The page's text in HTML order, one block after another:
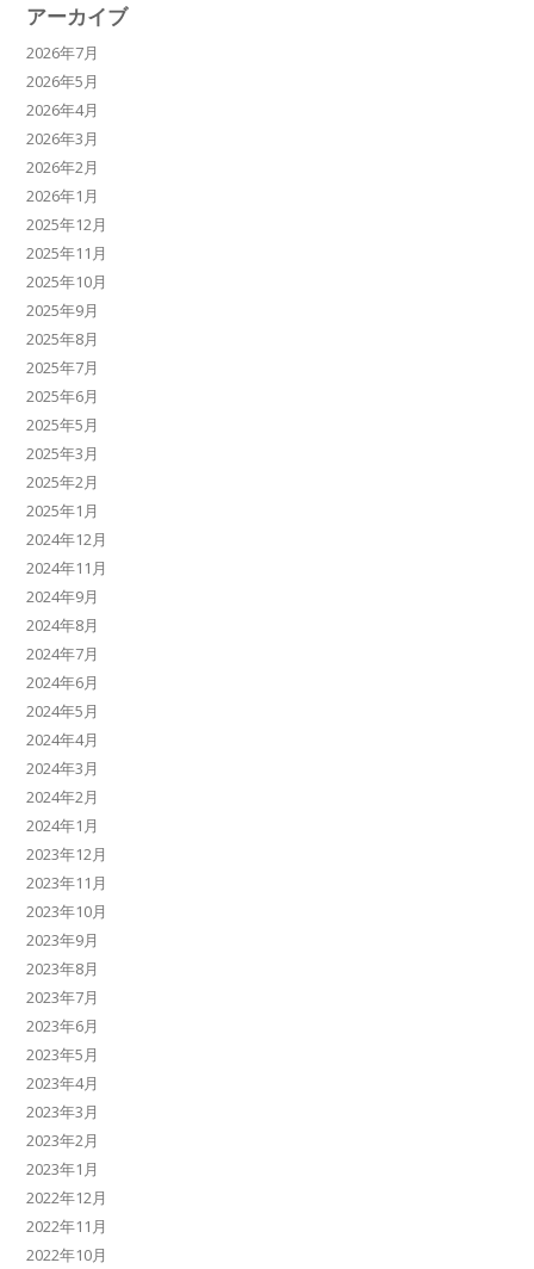
アーカイブ
2026年7月
2026年5月
2026年4月
2026年3月
2026年2月
2026年1月
2025年12月
2025年11月
2025年10月
2025年9月
2025年8月
2025年7月
2025年6月
2025年5月
2025年3月
2025年2月
2025年1月
2024年12月
2024年11月
2024年9月
2024年8月
2024年7月
2024年6月
2024年5月
2024年4月
2024年3月
2024年2月
2024年1月
2023年12月
2023年11月
2023年10月
2023年9月
2023年8月
2023年7月
2023年6月
2023年5月
2023年4月
2023年3月
2023年2月
2023年1月
2022年12月
2022年11月
2022年10月